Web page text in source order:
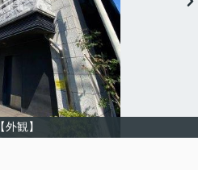
【外観】